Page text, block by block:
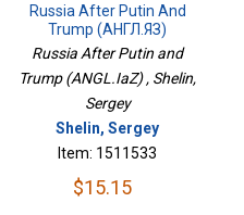
Russia After Putin And
Trump (АНГЛ.ЯЗ)
Russia After Putin and
Trump (ANGL.IaZ) , Shelin,
Sergey
Shelin, Sergey
Item: 1511533
$15.15